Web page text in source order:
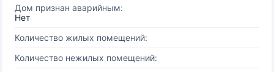
Дом признан аварийным:
Нет
Количество жилых помещений:
Количество нежилых помещений: